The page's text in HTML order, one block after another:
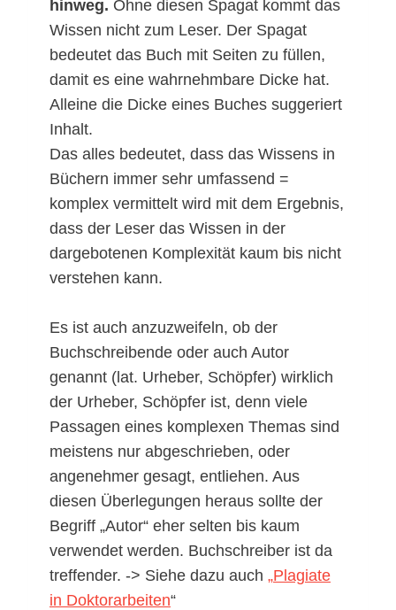
hinweg. Ohne diesen Spagat kommt das
Wissen nicht zum Leser. Der Spagat
bedeutet das Buch mit Seiten zu füllen,
damit es eine wahrnehmbare Dicke hat.
Alleine die Dicke eines Buches suggeriert
Inhalt.
Das alles bedeutet, dass das Wissens in
Büchern immer sehr umfassend =
komplex vermittelt wird mit dem Ergebnis,
dass der Leser das Wissen in der
dargebotenen Komplexität kaum bis nicht
verstehen kann.
Es ist auch anzuzweifeln, ob der
Buchschreibende oder auch Autor
genannt (lat. Urheber, Schöpfer) wirklich
der Urheber, Schöpfer ist, denn viele
Passagen eines komplexen Themas sind
meistens nur abgeschrieben, oder
angenehmer gesagt, entliehen. Aus
diesen Überlegungen heraus sollte der
Begriff „Autor“ eher selten bis kaum
verwendet werden. Buchschreiber ist da
treffender. -> Siehe dazu auch „Plagiate
in Doktorarbeiten“